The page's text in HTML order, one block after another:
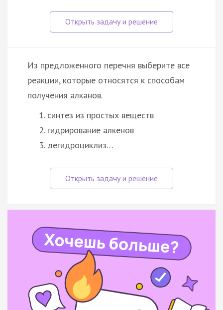
Из предложенного перечня выберите все
реакции, которые относятся к способам
получения алканов.
синтез из простых веществ
гидрирование алкенов
дегидроциклиз…